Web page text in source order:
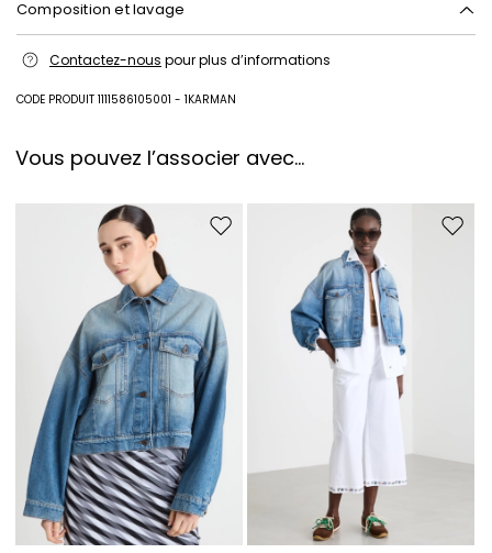
Composition et lavage
séchage en tambour interdit; sécher normalement à l'ombre;
néttoyer la pièce bouttonée.; retournez le vêtement à l'envers avant de
Tissu 100% coton; fil a broderie 100% polyester.
caractéristiques environnementales
Contactez-nous pour plus d’informations
CODE PRODUIT 1111586105001 - 1KARMAN
Vous pouvez l’associer avec…
Ajouter vers la liste de souhaits